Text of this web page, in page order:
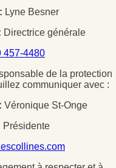
Lyne Besner
Directrice générale
457-4480
de la protection
communiquer avec :
Véronique St-Onge
Présidente